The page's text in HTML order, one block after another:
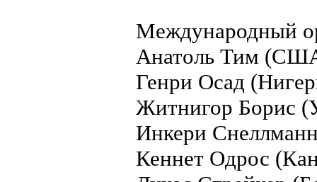
Международный
Анатоль Тим
Генри Осад
Житнигор Борис
Инкери
Кеннет Одрос